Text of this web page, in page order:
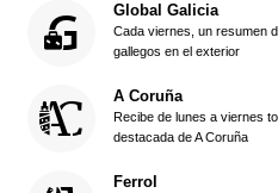
Global Galicia
Cada viernes, un resumen
gallegos en el exterior
A Coruña
Recibe de lunes a viernes
destacada de A Coruña
Ferrol